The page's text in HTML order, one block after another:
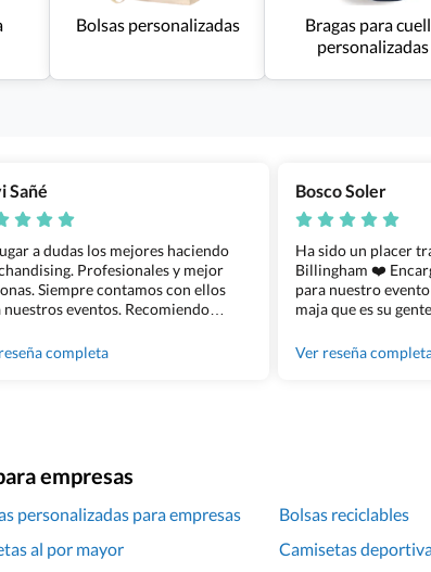
Bolsas personalizadas
Bragas para
personalizadas
Sañé
a dudas los mejores haciendo
Profesionales y mejor
Siempre contamos con ellos
nuestros eventos. Recomiendo
completa
Bosco Soler
Ha sido un placer
Billingham ❤️
para nuestro
maja que es su
100% recomendado!!
Ver reseña
empresas
personalizadas para empresas Bolsas reciclables
al por mayor Camisetas